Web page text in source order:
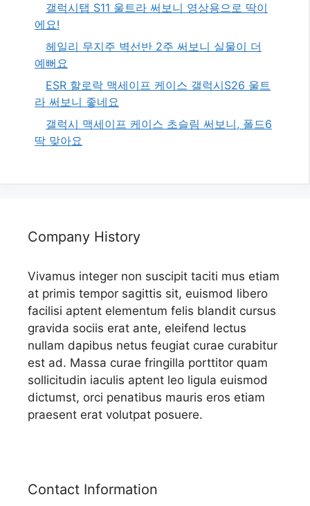
갤럭시탭 S11 울트라 써보니 영상용으로 딱이
에요!
헤일리 무지주 벽선반 2주 써보니 실물이 더
예뻐요
ESR 할로락 맥세이프 케이스 갤럭시S26 울트
라 써보니 좋네요
갤럭시 맥세이프 케이스 초슬림 써보니, 폴드6
딱 맞아요
Company History
Vivamus integer non suscipit taciti mus etiam
at primis tempor sagittis sit, euismod libero
facilisi aptent elementum felis blandit cursus
gravida sociis erat ante, eleifend lectus
nullam dapibus netus feugiat curae curabitur
est ad. Massa curae fringilla porttitor quam
sollicitudin iaculis aptent leo ligula euismod
dictumst, orci penatibus mauris eros etiam
praesent erat volutpat posuere.
Contact Information